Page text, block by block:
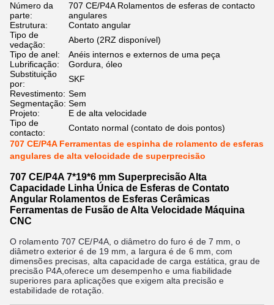
Número da
parte:
707 CE/P4A Rolamentos de esferas de contacto
angulares
Estrutura:
Contato angular
Tipo de
vedação:
Aberto (2RZ disponível)
Tipo de anel:
Anéis internos e externos de uma peça
Lubrificação:
Gordura, óleo
Substituição
por:
SKF
Revestimento: Sem
Segmentação: Sem
Projeto:
E de alta velocidade
Tipo de
contacto:
Contato normal (contato de dois pontos)
707 CE/P4A Ferramentas de espinha de rolamento de esferas
angulares de alta velocidade de superprecisão
707 CE/P4A 7*19*6 mm Superprecisão Alta
Capacidade Linha Única de Esferas de Contato
Angular Rolamentos de Esferas Cerâmicas
Ferramentas de Fusão de Alta Velocidade Máquina
CNC
O rolamento 707 CE/P4A, o diâmetro do furo é de 7 mm, o
diâmetro exterior é de 19 mm, a largura é de 6 mm, com
dimensões precisas, alta capacidade de carga estática, grau de
precisão P4A,oferece um desempenho e uma fiabilidade
superiores para aplicações que exigem alta precisão e
estabilidade de rotação.